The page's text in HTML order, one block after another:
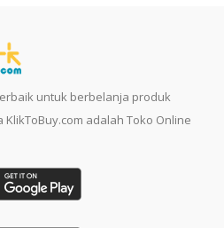
untuk berbelanja produk
adalah Toko Online